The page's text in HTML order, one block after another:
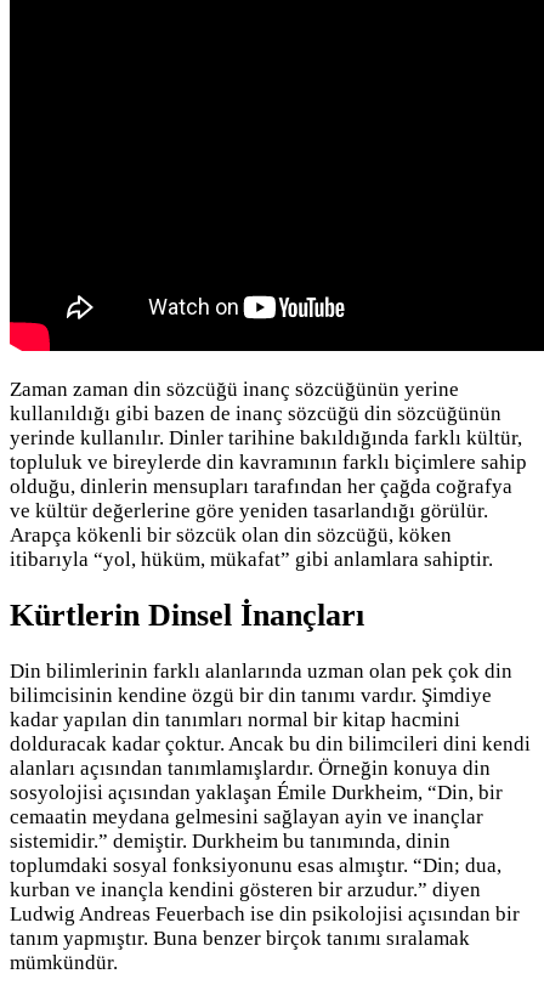
Zaman zaman din sözcüğü inanç sözcüğünün yerine
kullanıldığı gibi bazen de inanç sözcüğü din sözcüğünün
yerinde kullanılır. Dinler tarihine bakıldığında farklı kültür,
topluluk ve bireylerde din kavramının farklı biçimlere sahip
olduğu, dinlerin mensupları tarafından her çağda coğrafya
ve kültür değerlerine göre yeniden tasarlandığı görülür.
Arapça kökenli bir sözcük olan din sözcüğü, köken
itibarıyla “yol, hüküm, mükafat” gibi anlamlara sahiptir.
Kürtlerin Dinsel İnançları
Din bilimlerinin farklı alanlarında uzman olan pek çok din
bilimcisinin kendine özgü bir din tanımı vardır. Şimdiye
kadar yapılan din tanımları normal bir kitap hacmini
dolduracak kadar çoktur. Ancak bu din bilimcileri dini kendi
alanları açısından tanımlamışlardır. Örneğin konuya din
sosyolojisi açısından yaklaşan Émile Durkheim, “Din, bir
cemaatin meydana gelmesini sağlayan ayin ve inançlar
sistemidir.” demiştir. Durkheim bu tanımında, dinin
toplumdaki sosyal fonksiyonunu esas almıştır. “Din; dua,
kurban ve inançla kendini gösteren bir arzudur.” diyen
Ludwig Andreas Feuerbach ise din psikolojisi açısından bir
tanım yapmıştır. Buna benzer birçok tanımı sıralamak
mümkündür.